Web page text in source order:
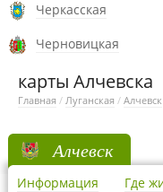
Черкасская
Черновицкая
карты Алчевска
Главная / Луганская / Алчевск
Алчевск
Информация Где